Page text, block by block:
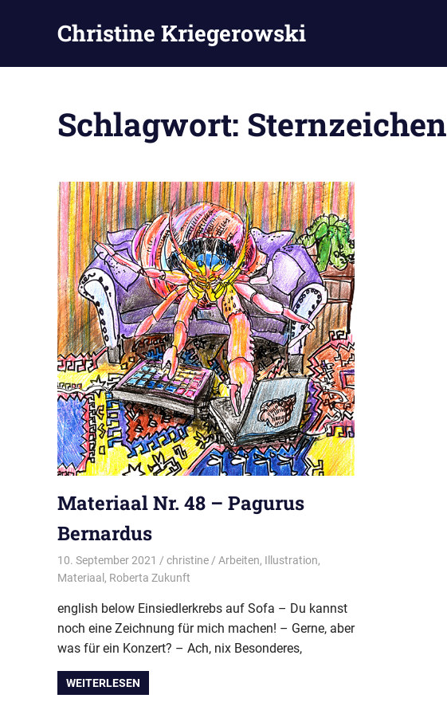
Christine Kriegerowski
Schlagwort: Sternzeichen
Materiaal Nr. 48 – Pagurus
Bernardus
10. September 2021 christine Arbeiten, Illustration,
Materiaal , Roberta Zukunft
english below Einsiedlerkrebs auf Sofa – Du kannst
noch eine Zeichnung für mich machen! – Gerne, aber
was für ein Konzert? – Ach, nix Besonderes,
WEITERLESEN